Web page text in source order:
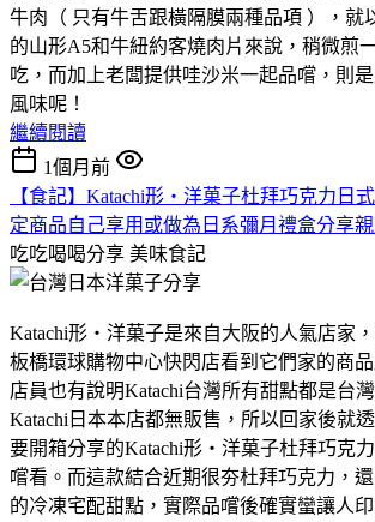
牛肉（ 只有牛舌跟橫隔膜兩種品項 ），就
的山形A5和牛紐約客燒肉片來說，稍微煎
吃，而加上老闆提供哇沙米一起品嚐，則
風味呢！
繼續閱讀
1個月前
【食記】Katachi形‧洋菓子杜拜巧克力日
定商品自己享用或做為日系彌月禮盒分享
吃吃喝喝分享 美味食記
Katachi形‧洋菓子是來自大阪的人氣店家
板橋環球購物中心快閃店看到它們家的商
店員也有說明Katachi台灣所有甜點都是台
Katachi日本本店都無販售，所以回家後就
要開箱分享的Katachi形‧洋菓子杜拜巧克
嚐看。而這款結合近期很夯杜拜巧克力，
的冷凍宅配甜點，實際品嚐後確實蠻讓人